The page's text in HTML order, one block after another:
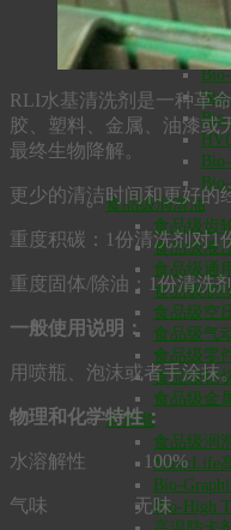
Bio-
液压油
食品级润滑油
食品级齿
食品级液
食品级通
食品级脱
食品级空
食品级气
食品级零
食品级铝
食品级金
润滑脂
食品级润
MaxxLife
Bio-
Bio-High
RLI水基清洗剂是一种革
胶、塑料、金属、油漆
最终生物降解。
更少的清洁时间和更好的
重度积碳：1份清洗剂对1
重度固体/除油：1份清洗
一般使用说明：
用喷瓶、泡沫或者手涂抹
物理和化学特性：
水溶解性 100%
气味 无味